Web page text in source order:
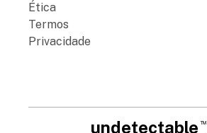
Ética
Termos
Privacidade
undetectable TM